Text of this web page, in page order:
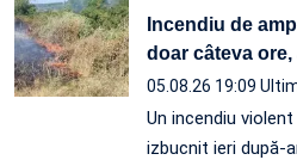
Incendiu de
doar câteva
05.08.26 19:09
Un incendiu
izbucnit ieri după-